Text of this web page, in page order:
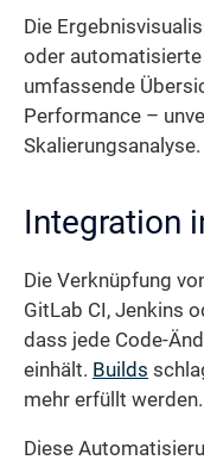
Die
oder
umfassende
Performance –
Skalierungsanalyse.
Integration
Die Verknüpfung
GitLab CI, Jenkins
dass jede Code-
einhält. Builds
mehr erfüllt werden.
Diese